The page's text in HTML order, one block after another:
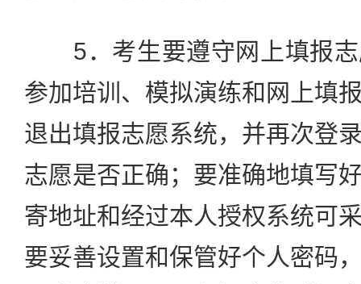
5．考生要遵守网上填报志
参加培训、模拟演练和网上填
退出填报志愿系统，并再次登
志愿是否正确；要准确地填写
寄地址和经过本人授权系统可
要妥善设置和保管好个人密码